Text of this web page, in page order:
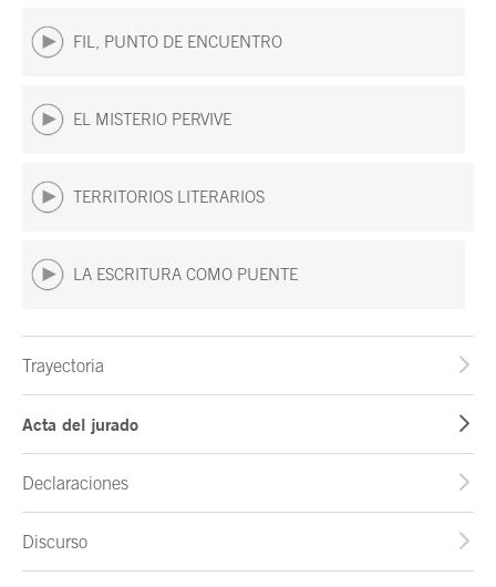
FIL, PUNTO DE ENCUENTRO
EL MISTERIO PERVIVE
TERRITORIOS LITERARIOS
LA ESCRITURA COMO PUENTE
Trayectoria
Acta del jurado
Declaraciones
Discurso